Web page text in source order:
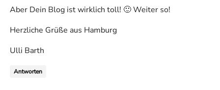
Aber Dein Blog ist wirklich toll! 🙂 Weiter so!
Herzliche Grüße aus Hamburg
Ulli Barth
Antworten